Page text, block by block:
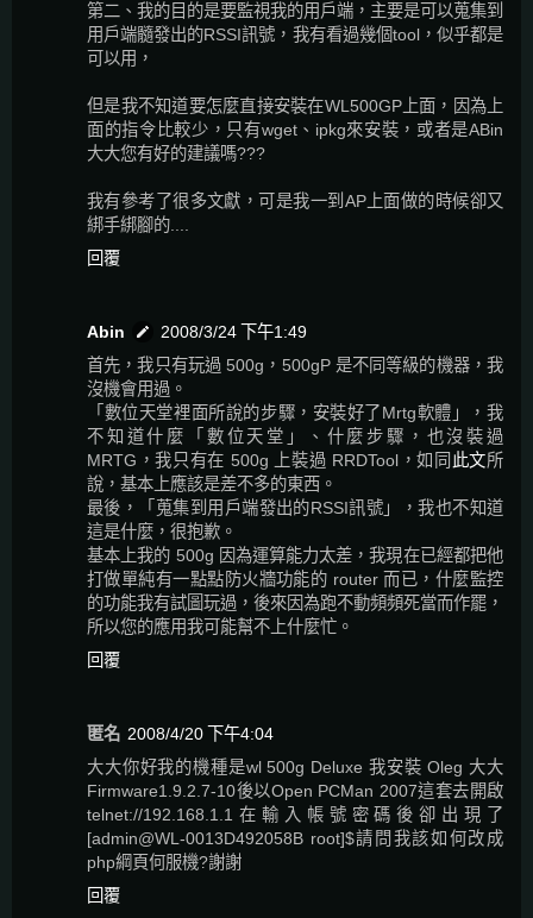
第二、我的目的是要監視我的用戶端，主要是可以蒐集到
用戶端髓發出的RSSI訊號，我有看過幾個tool，似乎都是
可以用，
但是我不知道要怎麼直接安裝在WL500GP上面，因為上
面的指令比較少，只有wget、ipkg來安裝，或者是ABin
大大您有好的建議嗎???
我有參考了很多文獻，可是我一到AP上面做的時候卻又
綁手綁腳的....
回覆
Abin
2008/3/24 下午1:49
首先，我只有玩過 500g，500gP 是不同等級的機器，我
沒機會用過。
「數位天堂裡面所說的步驟，安裝好了Mrtg軟體」，我
不知道什麼「數位天堂」、什麼步驟，也沒裝過
MRTG，我只有在 500g 上裝過 RRDTool，如同 此文所
說，基本上應該是差不多的東西。
最後，「蒐集到用戶端發出的RSSI訊號」，我也不知道
這是什麼，很抱歉。
基本上我的 500g 因為運算能力太差，我現在已經都把他
打做單純有一點點防火牆功能的 router 而已，什麼監控
的功能我有試圖玩過，後來因為跑不動頻頻死當而作罷，
所以您的應用我可能幫不上什麼忙。
回覆
匿名 2008/4/20 下午4:04
大大你好我的機種是wl 500g Deluxe 我安裝 Oleg 大大
Firmware1.9.2.7-10後以Open PCMan 2007這套去開啟
telnet://192.168.1.1在輸入帳號密碼後卻出現了
[admin@WL-0013D492058B root]$請問我該如何改成
php綱頁何服機?謝謝
回覆